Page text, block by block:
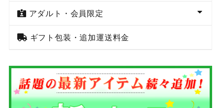
アダルト・会員限定
ギフト包装・追加運送料金